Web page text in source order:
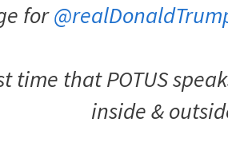
for
time that POTUS
inside &